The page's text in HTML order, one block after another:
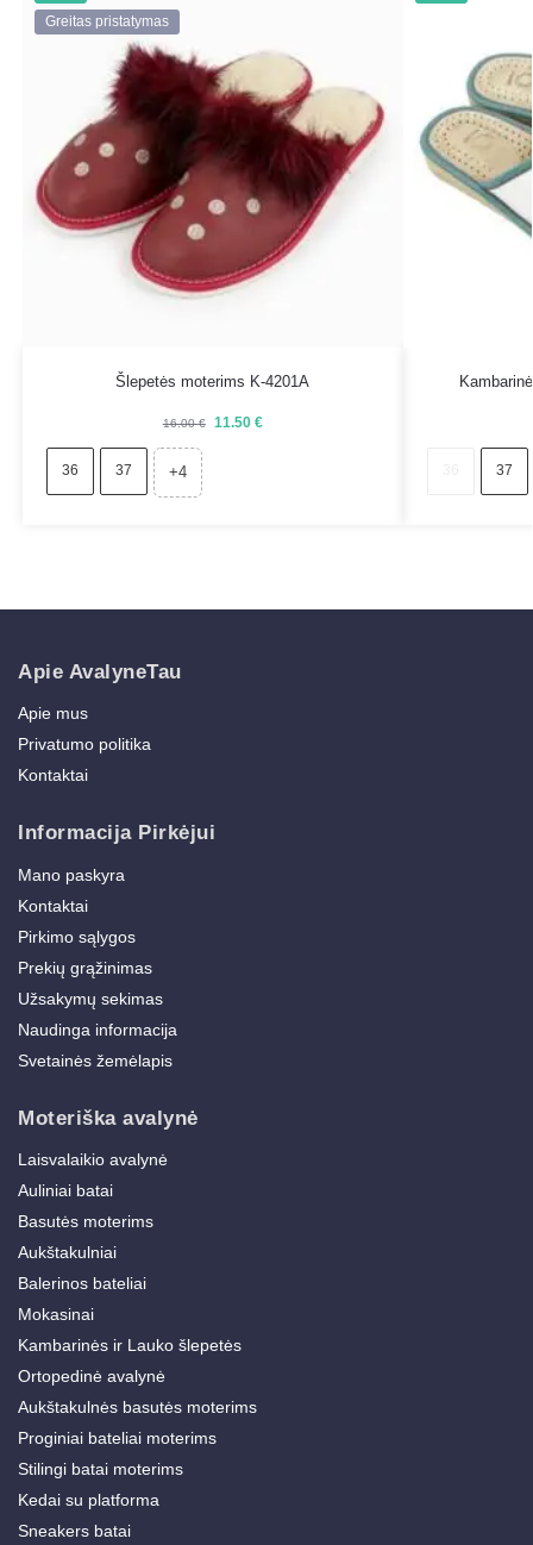
Greitas pristatymas
Šlepetės moterims K-4201A
16.00€ 11.50 €
36 37 +4 37
Apie AvalyneTau
Apie mus
Privatumo politika
Kontaktai
Informacija Pirkėjui
Mano paskyra
Kontaktai
Pirkimo sąlygos
Prekių grąžinimas
Užsakymų sekimas
Naudinga informacija
Svetainės žemėlapis
Moteriška avalynė
Laisvalaikio avalynė
Auliniai batai
Basutės moterims
Aukštakulniai
Balerinos bateliai
Mokasinai
Kambarinės ir Lauko šlepetės
Ortopedinė avalynė
Aukštakulnės basutės moterims
Proginiai bateliai moterims
Stilingi batai moterims
Kedai su platforma
Sneakers batai